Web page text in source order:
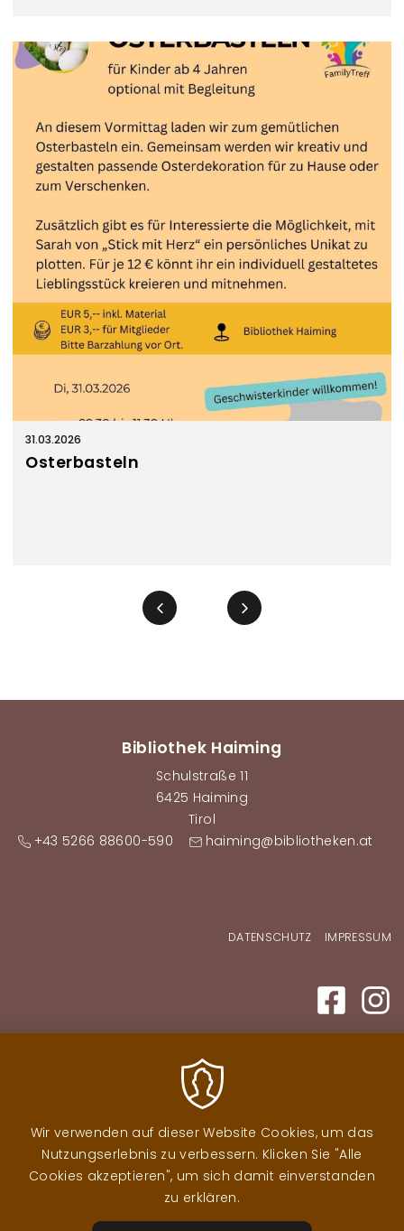
31.03.2026
Osterbasteln
Seitennummerierung
Bibliothek Haiming
Schulstraße 11
6425 Haiming
Tirol
+43 5266 88600-590
haiming@bibliotheken.at
DATENSCHUTZ IMPRESSUM
Wir verwenden auf dieser Website Cookies, um das
Nutzungserlebnis zu verbessern. Klicken Sie "Alle
Cookies akzeptieren", um sich damit einverstanden
zu erklären.